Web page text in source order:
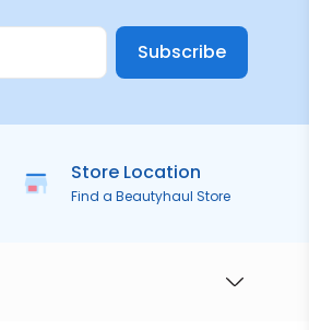
Subscribe
Store Location
Find a Beautyhaul Store